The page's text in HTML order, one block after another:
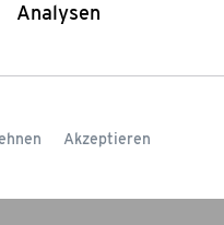
Analysen
Akzeptieren